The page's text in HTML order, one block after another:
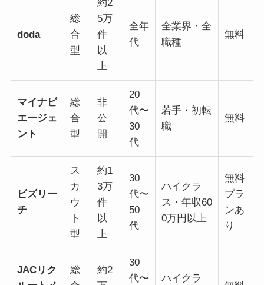
doda
総
合
型
約2
5万
件
以
上
全年
代
全業界・全
職種
無料
マイナビ
エージェ
ント
総
合
型
非
公
開
20
代〜
30
代
若手・初転
職
無料
ビズリー
チ
ス
カ
ウ
ト
型
約1
3万
件
以
上
30
代〜
50
代
ハイクラ
ス・年収60
0万円以上
無料
プラ
ンあ
り
JACリク
総
約2
30
代〜
ハイクラ